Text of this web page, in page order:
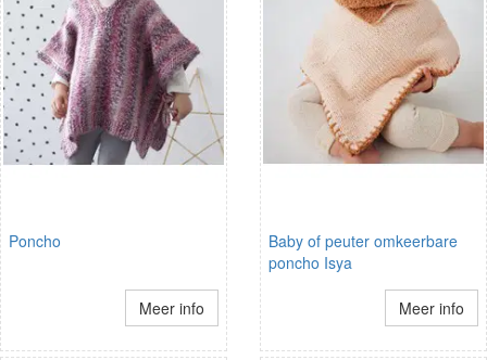
Poncho
Meer info
Baby of peuter omkeerbare
poncho Isya
Meer info